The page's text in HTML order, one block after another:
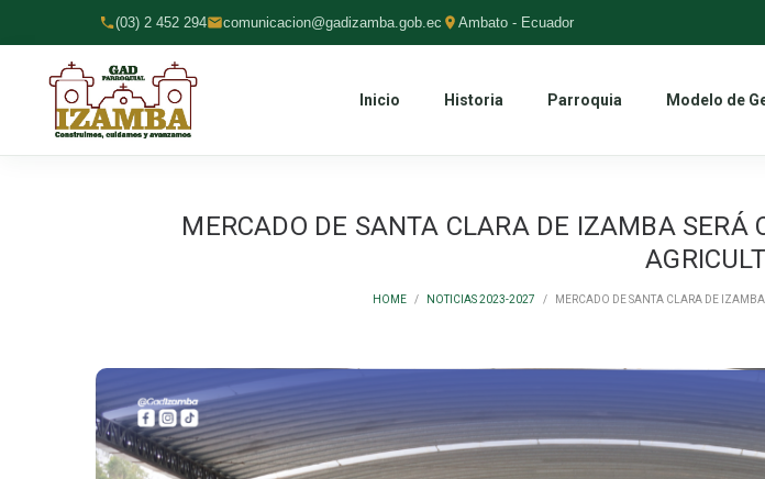
(03) 2 452 294 comunicacion@gadizamba.gob.ec Ambato - Ecuador
Inicio Historia Parroquia Modelo de
MERCADO DE SANTA CLARA DE IZAMBA SERÁ
HOME / NOTICIAS 2023-2027 / MERCADO DE SANTA CLARA DE